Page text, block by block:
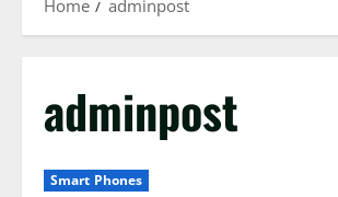
Home adminpost
adminpost
Smart Phones